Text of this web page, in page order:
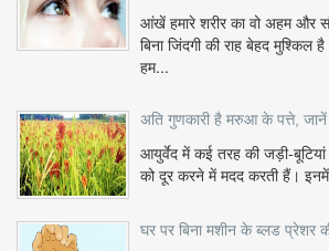
आंखें हमारे शरीर का वो अहम और
बिना जिंदगी की राह बेहद
हम...
अति गुणकारी है मरुआ के पत्ते,
आयुर्वेद में कई तरह की जड़ी-
को दूर करने में मदद करती हैं।
घर पर बिना मशीन के ब्लड प्रेशर